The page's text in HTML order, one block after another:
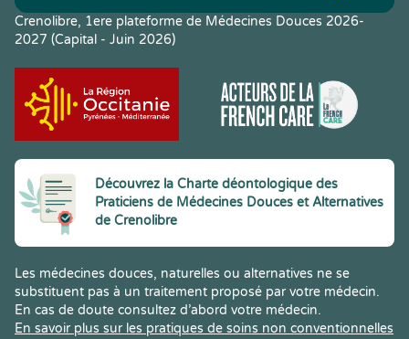
Crenolibre, 1ere plateforme de Médecines Douces 2026-
2027 (Capital - Juin 2026)
Découvrez la Charte déontologique des
Praticiens de Médecines Douces et Alternatives
de Crenolibre
Les médecines douces, naturelles ou alternatives ne se
substituent pas à un traitement proposé par votre médecin.
En cas de doute consultez d’abord votre médecin.
En savoir plus sur les pratiques de soins non conventionnelles